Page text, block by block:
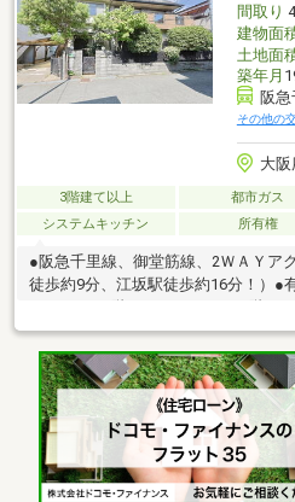
間取り
建物面
土地面
築年月
阪
その他の
大阪
3階建て以上 都市ガス
システムキッチン
所有権
●阪急千里線、御堂筋線、2ＷＡＹア
徒歩約9分、江坂駅徒歩約16分！）●
帯住宅です！●1階部分：70.61m2、
抜けのあるお家です！（天窓もござ
り、納戸も2か所あります！●道路と
リフォーム・建物建築に関するご相
さい。